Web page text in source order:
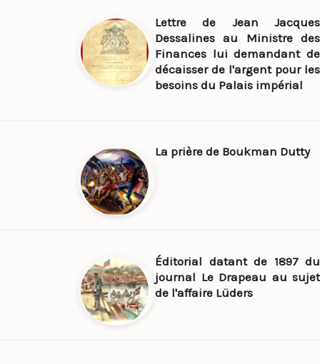
Lettre de Jean Jacques
Dessalines au Ministre des
Finances lui demandant de
décaisser de l'argent pour les
besoins du Palais impérial
La prière de Boukman Dutty
Éditorial datant de 1897 du
journal Le Drapeau au sujet
de l'affaire Lüders